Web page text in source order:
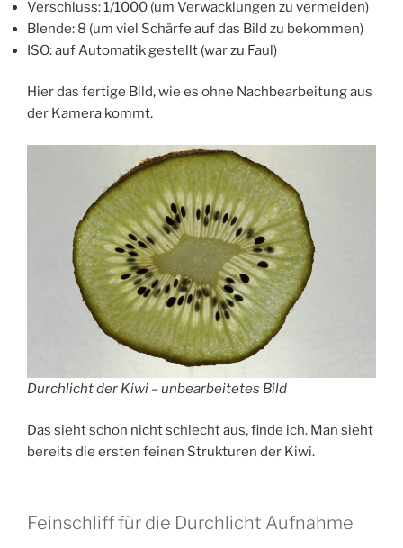
Verschluss: 1/1000 (um Verwacklungen zu vermeiden)
Blende: 8 (um viel Schärfe auf das Bild zu bekommen)
ISO: auf Automatik gestellt (war zu Faul)
Hier das fertige Bild, wie es ohne Nachbearbeitung aus
der Kamera kommt.
Durchlicht der Kiwi – unbearbeitetes Bild
Das sieht schon nicht schlecht aus, finde ich. Man sieht
bereits die ersten feinen Strukturen der Kiwi.
Feinschliff für die Durchlicht Aufnahme